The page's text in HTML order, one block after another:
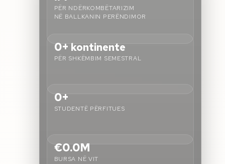
Rreth nesh
PËR NDËRKOMBËTARIZIM
NË BALLKANIN PERËNDIMOR
0+ kontinente
PËR SHKËMBIM SEMESTRAL
0+
STUDENTË PËRFITUES
€0.0M
BURSA NË VIT